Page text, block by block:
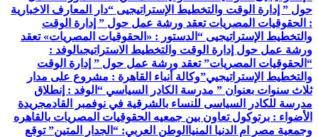
حول ” إدارة الوقت والتخطيط الإستراتيجيى “دار المعارف الاخبارية
: الحقوقيات المصريات تعقد ورشة عمل حول ” إدارة الوقت
والتخطيط الإستراتيجيى “ الدستور : «الحقوقيات المصريات» تعقد
ورشة عمل حول إدارة الوقت والتخطيط الاستراتيجىالوفد :
“الحقوقيات المصريات” تعقد ورشة عمل حول ” إدارة الوقت
والتخطيط الإستراتيجيي”وكالة أنباء القاهرة : مشروع على مدار
ثلاث سنوات بعنوان ” مدرسة الكادر السياسي “ الوفد : إنطلاق
مدرسة للكادر السياسى للنساء بالشرقية في نوفمبر القادمجريدة
الأضواء : برتوكول تعاون بين جمعيه الحقوقيات المصريات بالقاهره
وجمعية مصر ام الدنيا المنيا الوطن العربي: “الجدار المتين” توقع